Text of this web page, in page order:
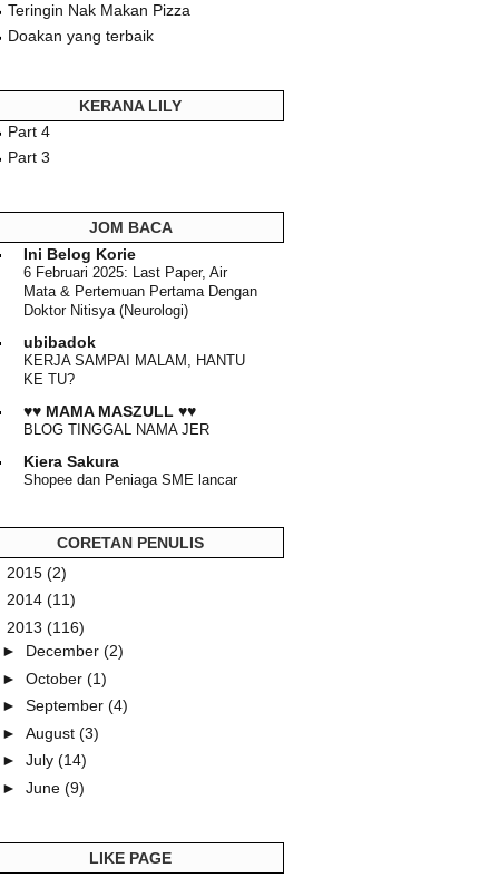
Teringin Nak Makan Pizza
Doakan yang terbaik
KERANA LILY
Part 4
Part 3
JOM BACA
Ini Belog Korie
6 Februari 2025: Last Paper, Air
Mata & Pertemuan Pertama Dengan
Doktor Nitisya (Neurologi)
ubibadok
KERJA SAMPAI MALAM, HANTU
KE TU?
♥♥ MAMA MASZULL ♥♥
BLOG TINGGAL NAMA JER
Kiera Sakura
Shopee dan Peniaga SME lancar
Muslimah diperibadikan untuk Gaya
‘Modest to Modern’
Dapur Tanpa Sempadan...
RESIPI KEK PAUN OREN
mrs secretary
Kelebihan Halia #1: Senang lawas
dan rawat masalah angin
pIecEs Of LiFe
Not really a story about A
msredcheesecake
Journal Insert
Paket Umroh Padang Murah Dan
Berkualitas
CORETAN PENULIS
2015 (2)
2014 (11)
2013 (116)
► December (2)
► October (1)
► September (4)
► August (3)
► July (14)
► June (9)
►April(16)
▼March(13)
LIKE PAGE